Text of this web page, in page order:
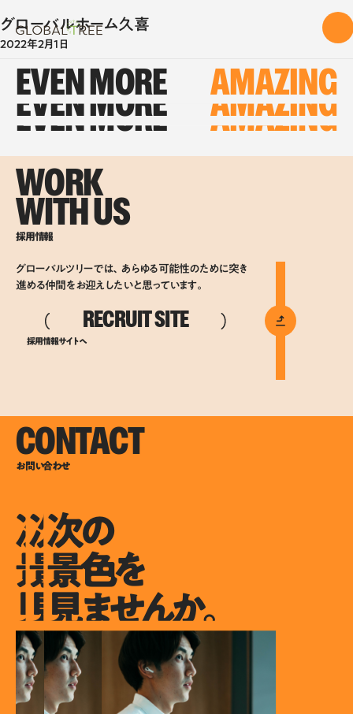
グローバルホーム久喜
2022年2月1日
EVEN MORE AMAZING
EVEN MORE AMAZING
EVEN MORE AMAZING
WORK
WITH US
採用情報
グローバルツリーでは、あらゆる可能性のために突き
進める仲間をお迎えしたいと思っています。
RECRUIT SITE
採用情報サイトへ
CONTACT
お問い合わせ
次の
景色を
見ませんか。
次の
景色を
見ませんか。
次の
景色を
見ませんか。
次の景色を見ませんか。